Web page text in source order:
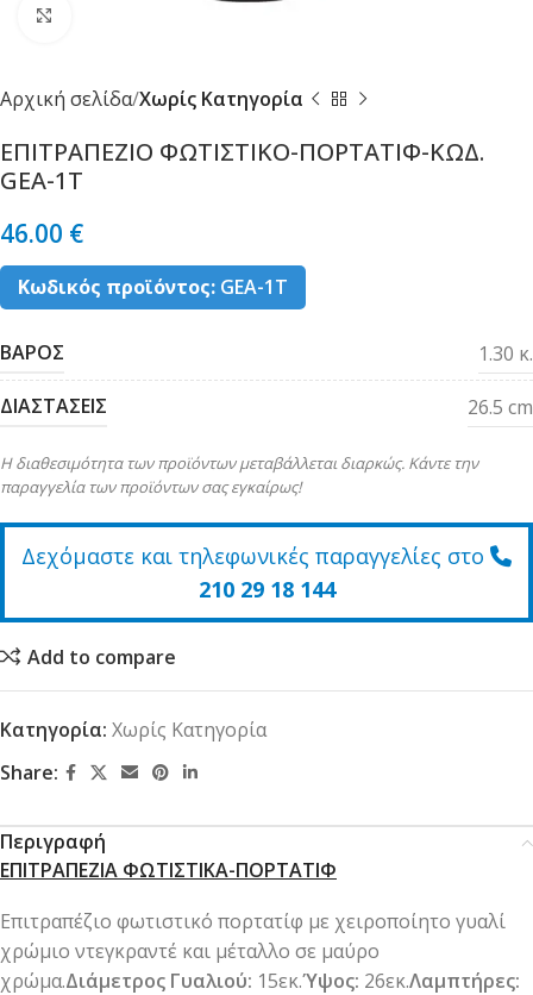
Αρχική σελίδα Χωρίς Κατηγορία
ΕΠΙΤΡΑΠΕΖΙΟ ΦΩΤΙΣΤΙΚΟ-ΠΟΡΤΑΤΙΦ-ΚΩΔ.
GEA-1T
46.00 €
Κωδικός προϊόντος: GEA-1T
ΒΑΡΟΣ 1.30 κ.
ΔΙΑΣΤΑΣΕΙΣ 26.5 cm
Η διαθεσιμότητα των προϊόντων μεταβάλλεται διαρκώς. Κάντε την
παραγγελία των προϊόντων σας εγκαίρως!
Δεχόμαστε και τηλεφωνικές παραγγελίες στο
210 29 18 144
Add to compare
Κατηγορία: Χωρίς Κατηγορία
Share:
Περιγραφή
ΕΠΙΤΡΑΠΕΖΙΑ ΦΩΤΙΣΤΙΚΑ-ΠΟΡΤΑΤΙΦ
Επιτραπέζιο φωτιστικό πορτατίφ με χειροποίητο γυαλί
χρώμιο ντεγκραντέ και μέταλλο σε μαύρο
χρώμα.Διάμετρος Γυαλιού: 15εκ.Ύψος: 26εκ.Λαμπτήρες: